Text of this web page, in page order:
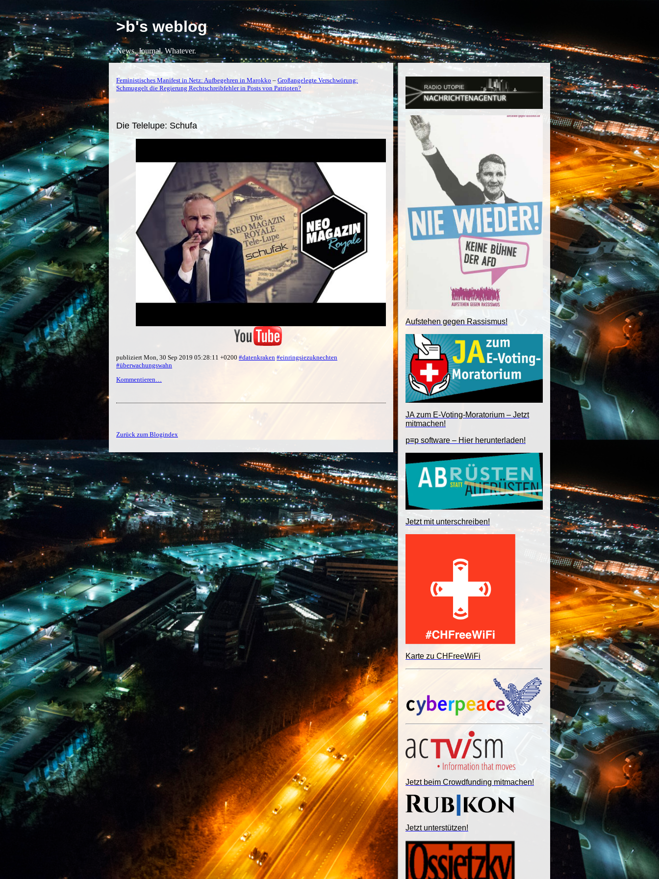
>b's weblog
News. Journal. Whatever.
Aufstehen gegen Rassismus!
JA zum E-Voting-Moratorium – Jetzt
mitmachen!
p≡p software – Hier herunterladen!
Jetzt mit unterschreiben!
Karte zu CHFreeWiFi
Jetzt beim Crowdfunding mitmachen!
Jetzt unterstützen!
Feministisches Manifest in Netz: Aufbegehren in Marokko – Großangelegte Verschwörung:
Schmuggelt die Regierung Rechtschreibfehler in Posts von Patrioten?
Die Telelupe: Schufa
publiziert Mon, 30 Sep 2019 05:28:11 +0200 #datenkraken #einringsiezuknechten
#überwachungswahn
Kommentieren…
Zurück zum Blogindex